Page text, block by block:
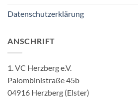
Datenschutzerklärung
ANSCHRIFT
1. VC Herzberg e.V.
Palombinistraße 45b
04916 Herzberg (Elster)